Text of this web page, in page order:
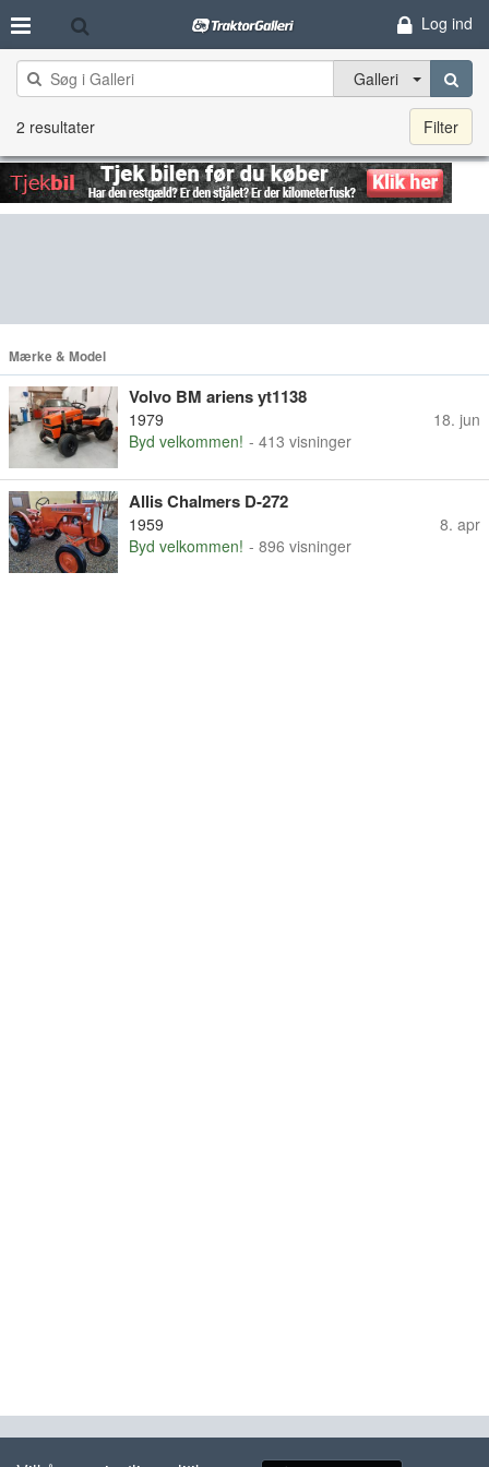
Log ind
Galleri
2 resultater Filter
Mærke & Model
Volvo BM ariens yt1138
1979
Byd velkommen! - 413 visninger
18. jun
Allis Chalmers D-272
1959
Byd velkommen! - 896 visninger
8. apr